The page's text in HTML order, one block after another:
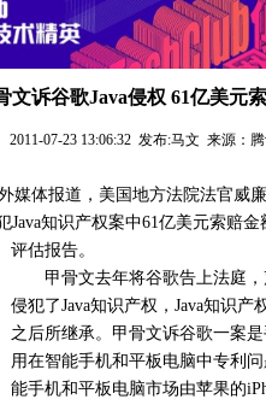
文诉谷歌Java侵权 61亿美元
2011-07-23 13:06:32 发布:马文 来源：
媒体报道，美国地方法院法官威
Java知识产权案中61亿美元索赔
评估报告。
甲骨文去年将谷歌告上法庭
侵犯了Java知识产权，Java知识
之后所继承。甲骨文诉谷歌一案
用在智能手机和平板电脑中专利
能手机和平板电脑市场由苹果的